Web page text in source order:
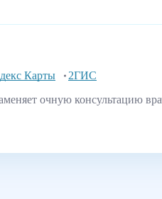
Карты
2ГИС
очную консультацию